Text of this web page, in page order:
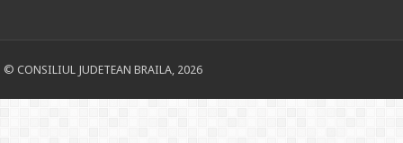
© CONSILIUL JUDETEAN BRAILA, 2026